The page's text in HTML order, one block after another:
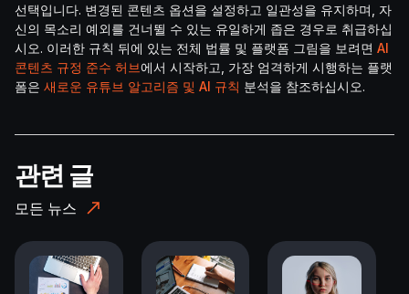
선택입니다. 변경된 콘텐츠 옵션을 설정하고 일관성을 유지하며, 자
신의 목소리 예외를 건너뛸 수 있는 유일하게 좁은 경우로 취급하십
시오. 이러한 규칙 뒤에 있는 전체 법률 및 플랫폼 그림을 보려면 AI
콘텐츠 규정 준수 허브에서 시작하고, 가장 엄격하게 시행하는 플랫
폼은 새로운 유튜브 알고리즘 및 AI 규칙 분석을 참조하십시오.
관련 글
모든 뉴스